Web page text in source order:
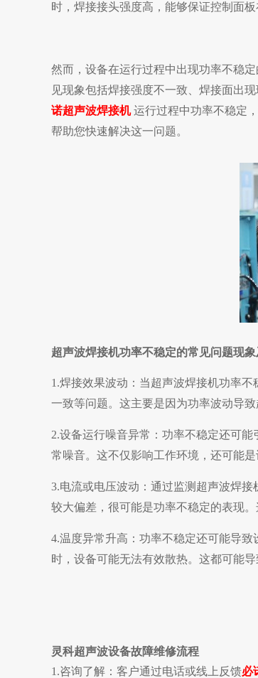
时，焊接接头强度高，能够保证控制面
然而，设备在运行过程中出现功率不稳定
见现象包括焊接强度不一致、焊接面出
诺超声波焊接机 运行过程中功率不稳定
帮助您快速解决这一问题。
超声波焊接机功率不稳定的常见问题现象
1.焊接效果波动：当超声波焊接机功率
一致等问题。这主要是因为功率波动导
2.设备运行噪音异常：功率不稳定还可
常噪音。这不仅影响工作环境，还可能是
3.电流或电压波动：通过监测超声波焊
较大偏差，很可能是功率不稳定的表现
4.温度异常升高：功率不稳定还可能导
时，设备可能无法有效散热。这都可能
灵科超声波设备故障维修流程
1.咨询了解：客户通过电话或线上反馈必